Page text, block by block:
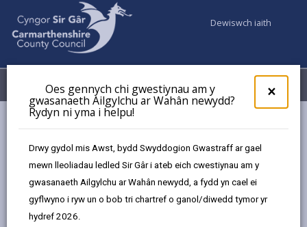
×
Oes gennych chi gwestiynau am y
gwasanaeth Ailgylchu ar Wahân newydd?
Rydyn ni yma i helpu!
Drwy gydol mis Awst, bydd Swyddogion Gwastraff ar gael
mewn lleoliadau ledled Sir Gâr i ateb eich cwestiynau am y
gwasanaeth Ailgylchu ar Wahân newydd, a fydd yn cael ei
gyflwyno i ryw un o bob tri chartref o ganol/diwedd tymor yr
hydref 2026.
Dewiswch iaith
Dewislen
Prydau ysgol am ddim
Prydau Ysgol am Ddim a Phrydau
Ysgol Am Ddim i bob Plentyn Ysgol